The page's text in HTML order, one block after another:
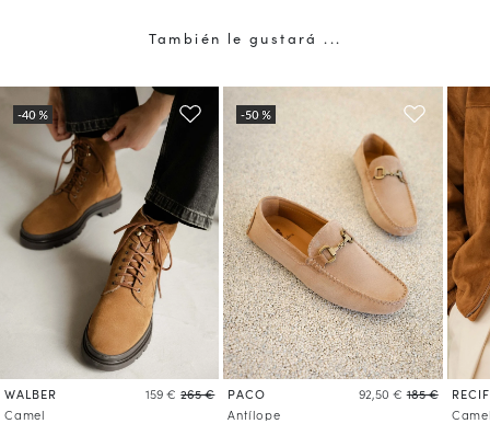
También le gustará ...
WALBER 159 € 265 €
Camel
PACO 92,50 € 185 €
Antílope